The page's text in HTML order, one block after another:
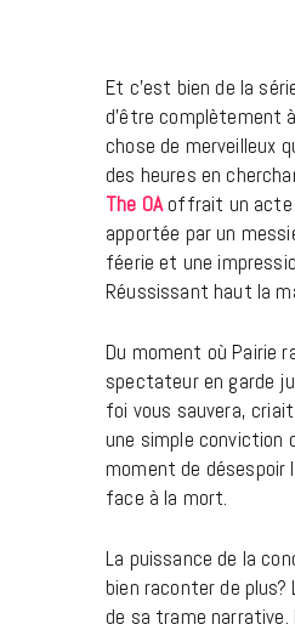
Et c’est bien de la
d’être complètement
chose de merveilleux
des heures en
The OAoffrait un acte
apportée par un
féerie et une
Réussissant haut la
Du moment où Pairie
spectateur en garde
foi vous sauvera,
une simple conviction
moment de désespoir
face à la mort.
La puissance de la
bien raconter de
de sa trame